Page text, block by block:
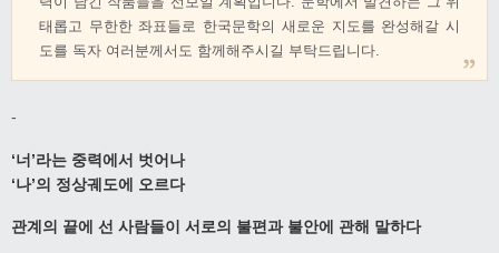
태롭고 무한한 좌표들로 한국문학의 새로운 지도를 완성해갈 시
도를 독자 여러분께서도 함께해주시길 부탁드립니다.
-
‘너’라는 중력에서 벗어나
‘나’의 정상궤도에 오르다
관계의 끝에 선 사람들이 서로의 불편과 불안에 관해 말하다